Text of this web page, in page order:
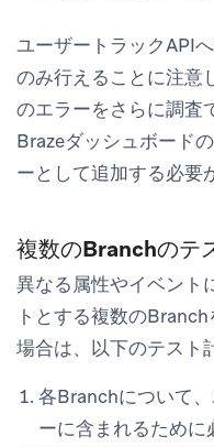
ユーザートラックAPI
のみ行えることに注意
のエラーをさらに調査
Brazeダッシュボード
ーとして追加する必要
複数のBranchのテ
異なる属性やイベント
トとする複数の
場合は、以下のテスト
各Branchについて
ーに含まれるため